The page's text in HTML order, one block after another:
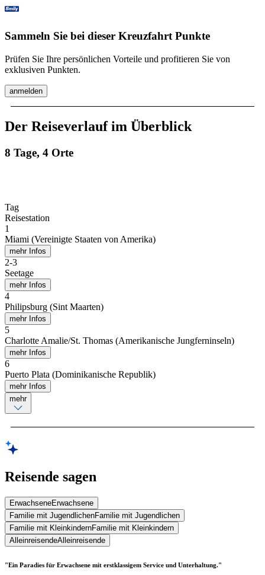
Sammeln Sie bei dieser Kreuzfahrt Punkte
Prüfen Sie Ihre persönlichen Vorteile und profitieren Sie von
exklusiven Punkten.
anmelden
Der Reiseverlauf im Überblick
8 Tage, 4 Orte
Tag
Reisestation
1
Miami (Vereinigte Staaten von Amerika)
mehr Infos
2-3
Seetage
mehr Infos
4
Philipsburg (Sint Maarten)
mehr Infos
5
Charlotte Amalie/St. Thomas (Amerikanische Jungferninseln)
mehr Infos
6
Puerto Plata (Dominikanische Republik)
mehr Infos
mehr
Reisende sagen
ErwachseneErwachsene
Familie mit JugendlichenFamilie mit Jugendlichen
Familie mit KleinkindernFamilie mit Kleinkindern
AlleinreisendeAlleinreisende
"Ein Paradies für Erwachsene mit erstklassigem Service und Unterhaltung."